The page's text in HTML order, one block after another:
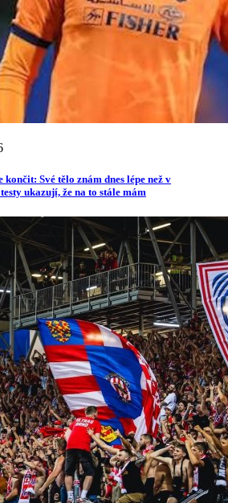
končit: Své tělo znám dnes lépe než v
ukazují, že na to stále mám